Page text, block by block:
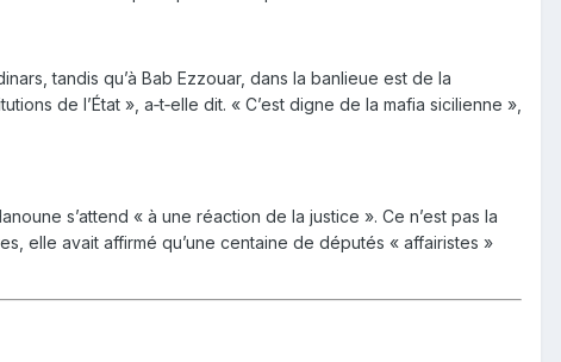
tandis qu’à Bab Ezzouar, dans la banlieue est de la
de l’État », a‑t‑elle dit. « C’est digne de la mafia sicilienne »,
s’attend « à une réaction de la justice ». Ce n’est pas la
elle avait affirmé qu’une centaine de députés « affairistes »